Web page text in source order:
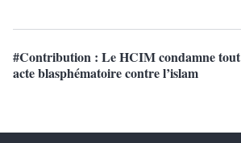
#Contribution : Le HCIM condamne tout
acte blasphématoire contre l’islam